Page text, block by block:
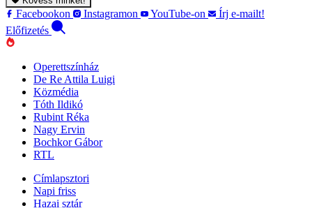
Facebookon Instagramon YouTube-on
Írj e-mailt!
Előfizetés
Operettszínház
De Re Attila Luigi
Közmédia
Tóth Ildikó
Rubint Réka
Nagy Ervin
Bochkor Gábor
RTL
Címlapsztori
Napi friss
Hazai sztár